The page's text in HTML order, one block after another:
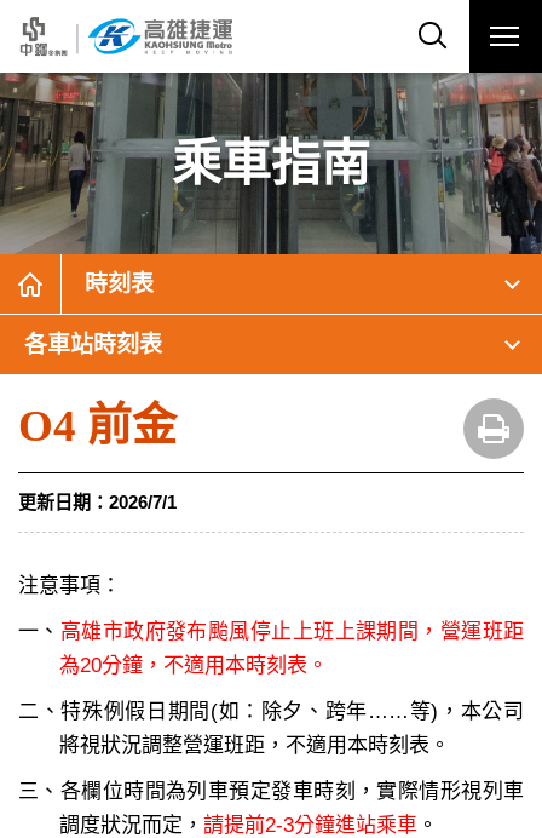
乘車指南
時刻表
各車站時刻表
O4 前金
更新日期： 2026/7/1
注意事項：
一、 高雄市政府發布颱風停止上班上課期間，營運班距
為20分鐘，不適用本時刻表。
二、特殊例假日期間(如：除夕、跨年……等)，本公司
將視狀況調整營運班距，不適用本時刻表。
三、各欄位時間為列車預定發車時刻，實際情形視列車
調度狀況而定， 請提前2-3分鐘進站乘車 。